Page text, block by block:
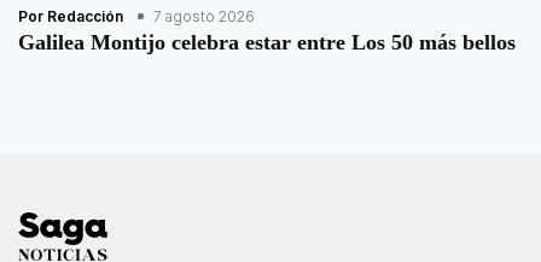
Por Redacción 7 agosto 2026
Galilea Montijo celebra estar entre Los 50 más bellos